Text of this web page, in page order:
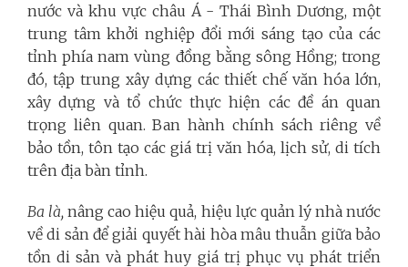
nước và khu vực châu Á - Thái Bình Dương, một
trung tâm khởi nghiệp đổi mới sáng tạo của các
tỉnh phía nam vùng đồng bằng sông Hồng; trong
đó, tập trung xây dựng các thiết chế văn hóa lớn,
xây dựng và tổ chức thực hiện các đề án quan
trọng liên quan. Ban hành chính sách riêng về
bảo tồn, tôn tạo các giá trị văn hóa, lịch sử, di tích
trên địa bàn tỉnh.
Ba là, nâng cao hiệu quả, hiệu lực quản lý nhà nước
về di sản để giải quyết hài hòa mâu thuẫn giữa bảo
tồn di sản và phát huy giá trị phục vụ phát triển